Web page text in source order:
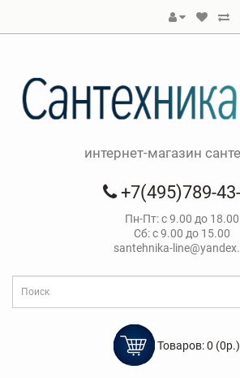
интернет-магазин
+7(495)789-
Пн-Пт: с 9.00 до 18.00
Сб: с 9.00 до 15.00
santehnika-
Товаров: 0 (0р.)